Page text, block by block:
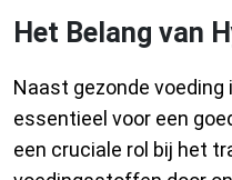
Het Belang van
Naast gezonde
essentieel voor een
een cruciale rol bij het